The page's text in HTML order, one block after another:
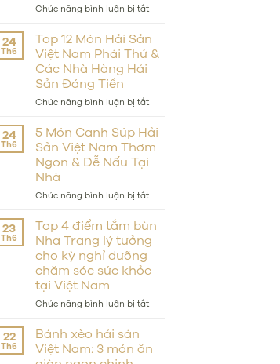
Chức năng bình luận bị tắtở
Accommodation:
Where
the
on
a
Budget,
Luxury?
24
Th6
Top 12 Món Hải Sản
Việt Nam Phải Thử &
Các Nhà Hàng Hải
Sản Đáng Tiền
Chức năng bình luận bị tắtở
12
Món
Hải
Sản
Phải
&
Các
Hải
Đáng
24
Th6
5 Món Canh Súp Hải
Sản Việt Nam Thơm
Ngon & Dễ Nấu Tại
Nhà
Chức năng bình luận bị tắtở
Canh
Súp
Sản
Thơm
Dễ
23
Th6
Top 4 điểm tắm bùn
Nha Trang lý tưởng
cho kỳ nghỉ dưỡng
chăm sóc sức khỏe
tại Việt Nam
Chức năng bình luận bị tắtở
tắm
22
Th6
Bánh xèo hải sản
Việt Nam: 3 món ăn